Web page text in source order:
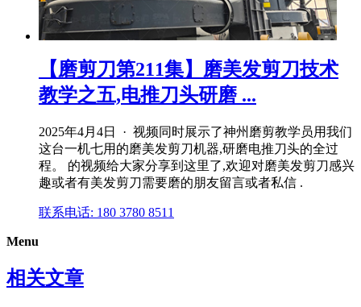
【磨剪刀第211集】磨美发剪刀技术
教学之五,电推刀头研磨 ...
2025年4月4日 · 视频同时展示了神州磨剪教学员用我们
这台一机七用的磨美发剪刀机器,研磨电推刀头的全过
程。 的视频给大家分享到这里了,欢迎对磨美发剪刀感兴
趣或者有美发剪刀需要磨的朋友留言或者私信 .
联系电话: 180 3780 8511
Menu
相关文章